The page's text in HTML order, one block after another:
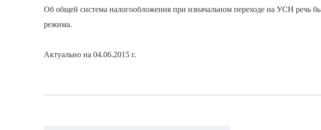
Об общей система налогообложения при изначальном переходе на УСН речь
режима.
Актуально на 04.06.2015 г.